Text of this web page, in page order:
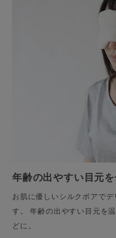
年齢の出やすい目元
お肌に優しいシルクボアで
す。 年齢の出やすい目元を
どに。